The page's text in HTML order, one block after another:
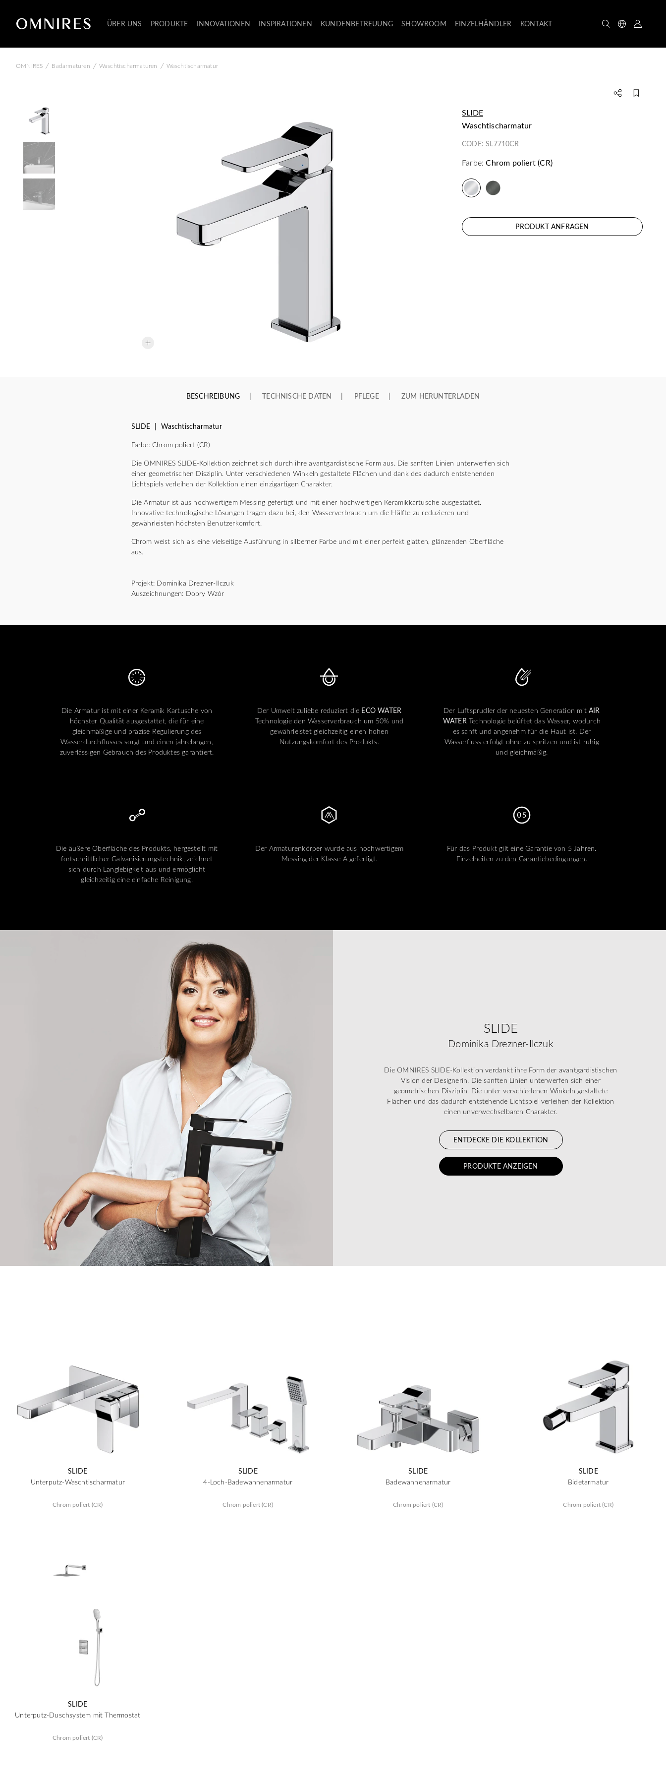
ÜBER UNS PRODUKTE INNOVATIONEN INSPIRATIONEN KUNDENBETREUUNG SHOWROOM EINZELHÄNDLER KONTAKT
OMNIRES / Badarmaturen / Waschtischarmaturen / Waschtischarmatur
SLIDE
Waschtischarmatur
CODE:SL7710CR
Farbe: Chrom poliert (CR)
PRODUKT ANFRAGEN
BESCHREIBUNG TECHNISCHE DATEN PFLEGE ZUM HERUNTERLADEN
SLIDE | Waschtischarmatur
Farbe: Chrom poliert (CR)
Die OMNIRES SLIDE-Kollektion zeichnet sich durch ihre avantgardistische Form aus. Die sanften Linien unterwerfen sich
einer geometrischen Disziplin. Unter verschiedenen Winkeln gestaltete Flächen und dank des dadurch entstehenden
Lichtspiels verleihen der Kollektion einen einzigartigen Charakter.
Die Armatur ist aus hochwertigem Messing gefertigt und mit einer hochwertigen Keramikkartusche ausgestattet.
Innovative technologische Lösungen tragen dazu bei, den Wasserverbrauch um die Hälfte zu reduzieren und
gewährleisten höchsten Benutzerkomfort.
Chrom weist sich als eine vielseitige Ausführung in silberner Farbe und mit einer perfekt glatten, glänzenden Oberfläche
aus.
Projekt: Dominika Drezner-Ilczuk
Auszeichnungen: Dobry Wzór
Die Armatur ist mit einer Keramik Kartusche von
höchster Qualität ausgestattet, die für eine
gleichmäßige und präzise Regulierung des
Wasserdurchflusses sorgt und einen jahrelangen,
zuverlässigen Gebrauch des Produktes garantiert.
Der Umwelt zuliebe reduziert die ECO WATER
Technologie den Wasserverbrauch um 50% und
gewährleistet gleichzeitig einen hohen
Nutzungskomfort des Produkts.
Der Luftsprudler der neuesten Generation mitAIR
WATERTechnologie belüftet das Wasser, wodurch
es sanft und angenehm für die Haut ist. Der
Wasserfluss erfolgt ohne zu spritzen und ist ruhig
und gleichmäßig.
Die äußere Oberfläche des Produkts, hergestellt mit
fortschrittlicher Galvanisierungstechnik, zeichnet
sich durch Langlebigkeit aus und ermöglicht
gleichzeitig eine einfache Reinigung.
Der Armaturenkörper wurde aus hochwertigem
Messing der Klasse A gefertigt.
Für das Produkt gilt eine Garantie von 5 Jahren.
Einzelheiten zuden Garantiebedingungen.
SLIDE
Dominika Drezner-Ilczuk
Die OMNIRES SLIDE-Kollektion verdankt ihre Form der avantgardistischen
Vision der Designerin. Die sanften Linien unterwerfen sich einer
geometrischen Disziplin. Die unter verschiedenen Winkeln gestaltete
Flächen und das dadurch entstehende Lichtspiel verleihen der Kollektion
einen unverwechselbaren Charakter.
ENTDECKE DIE KOLLEKTION
PRODUKTE ANZEIGEN
SLIDE
Unterputz-Waschtischarmatur
Chrom poliert (CR)
SLIDE
4-Loch-Badewannenarmatur
Chrom poliert (CR)
SLIDE
Badewannenarmatur
Chrom poliert (CR)
SLIDE
Bidetarmatur
Chrom poliert (CR)
SLIDE
Unterputz-Duschsystem mit Thermostat
Chrom poliert (CR)